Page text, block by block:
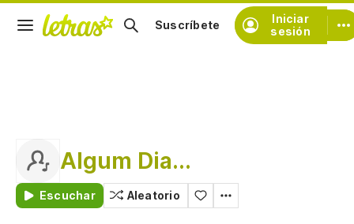
Iniciar
sesión
Suscríbete
Algum Dia...
Escuchar Aleatorio